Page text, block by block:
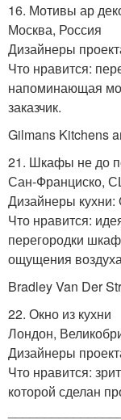
16. Мотивы ар
Москва, Россия
Дизайнеры
Что нравится:
напоминающая
заказчик.
Gilmans Kitchens
21. Шкафы не до
Сан-Франциско,
Дизайнеры кухни:
Что нравится:
перегородки
ощущения
Bradley Van Der
22. Окно из кухни
Лондон,
Дизайнеры
Что нравится:
которой сделан